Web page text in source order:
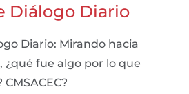
Diálogo Diario
Diario: Mirando hacia
¿qué fue algo por lo que